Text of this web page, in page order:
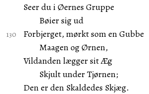
Seer du i Øernes Gruppe
Bøier sig ud
Forbjerget, mørkt som en Gubbe
Maagen og Ørnen,
Vildanden lægger sit Æg
Skjult under Tjørnen;
Den er den Skaldedes Skjæg.